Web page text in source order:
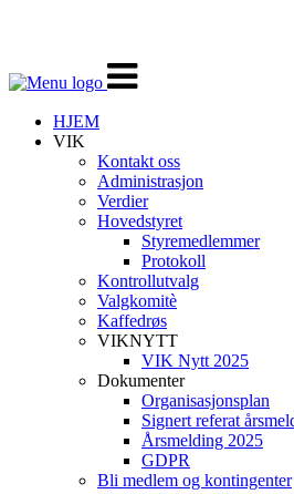
Veksle
navigasjon
HJEM
VIK
Kontakt oss
Administrasjon
Verdier
Hovedstyret
Styremedlemmer
Protokoll
Kontrollutvalg
Valgkomitè
Kaffedrøs
VIKNYTT
VIK Nytt 2025
Dokumenter
Organisasjonsplan
Signert referat
Årsmelding 2025
GDPR
Bli medlem og kontingenter